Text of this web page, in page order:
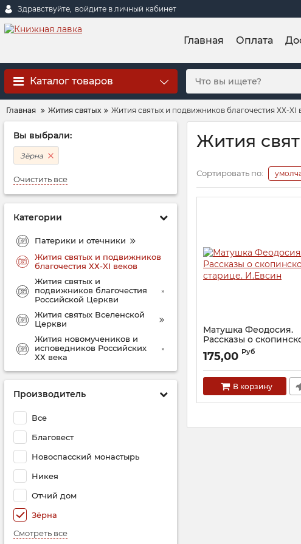
Здравствуйте, войдите в личный кабинет
Главная Оплата
Каталог товаров
Главная Жития святых Жития святых и подвижников благочестия ХХ-XI
Вы выбрали:
Зёрна
Очистить все
Категории
Патерики и отечники
Жития святых и подвижников
благочестия ХХ-XI веков
Жития святых и
подвижников благочестия
Российской Церкви
Жития святых Вселенской
Церкви
Жития новомучеников и
исповедников Российских
ХХ века
Производитель
Все
Благовест
Новоспасский монастырь
Никея
Отчий дом
Зёрна
Смотреть все
Жития
Сортировать по:
Матушка Феодосия.
Рассказы о
старице. И.Евсин
Артикул: 20691
175,00 Руб
В корзину